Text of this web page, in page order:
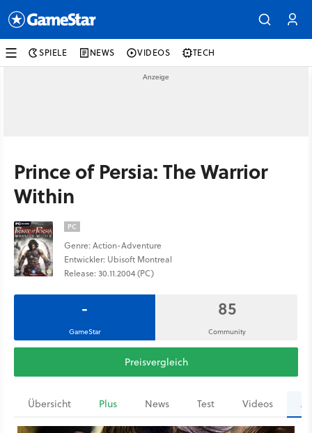
SPIELE NEWS VIDEOS TECH
Prince of Persia: The Warrior
Within
PC
Genre: Action-Adventure
Entwickler: Ubisoft Montreal
Release: 30.11.2004 (PC)
-
GameStar
85
Community
Preisvergleich
Übersicht Plus News Test Videos